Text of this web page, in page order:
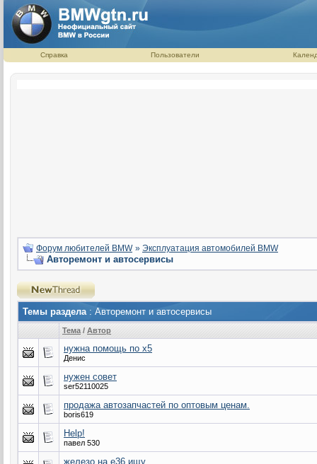
Справка Пользователи
Форум любителей BMW » Эксплуатация автомобилей BMW
Авторемонт и автосервисы
Темы раздела : Авторемонт и автосервисы
Тема / Автор
нужна помощь по x5
Денис
нужен совет
ser52110025
продажа автозапчастей по оптовым ценам.
boris619
Help!
павел 530
железо на е36 ищу